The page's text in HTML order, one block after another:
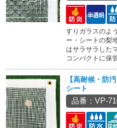
すりガラスのよ
ー・シートの梨
はサラサラした
コンパクトに保
【高耐候・防
シート
品番：VP-